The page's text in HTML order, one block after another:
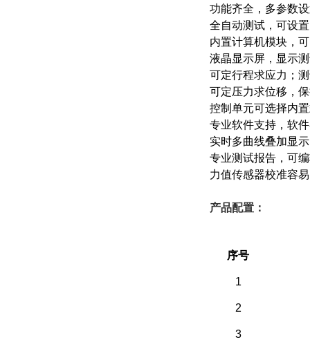
功能齐全，多参数
全自动测试，可设
内置计算机模块，
液晶显示屏，显示
可定行程求应力；
可定压力求位移，
控制单元可选择内
专业软件支持，软
实时多曲线叠加显
专业测试报告，可
力值传感器校准容
产品配置：
序号
1
2
3